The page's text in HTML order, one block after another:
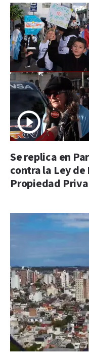
Se replica en
contra la Ley
Propiedad